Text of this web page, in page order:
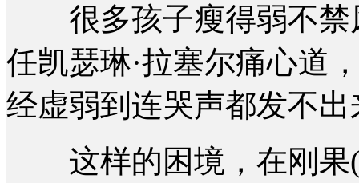
很多孩子瘦得弱不禁
任凯瑟琳·拉塞尔痛心道
经虚弱到连哭声都发不出
这样的困境，在刚果(